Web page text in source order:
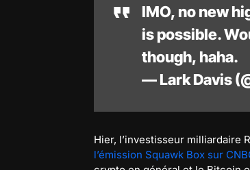
IMO, no new
is possible.
though, haha.
— Lark Davis
Hier, l’investisseur milliardaire
l’émission Squawk Box sur